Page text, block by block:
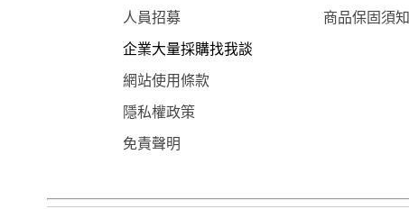
人員招募 商品保固須知
企業大量採購找我談
網站使用條款
隱私權政策
免責聲明